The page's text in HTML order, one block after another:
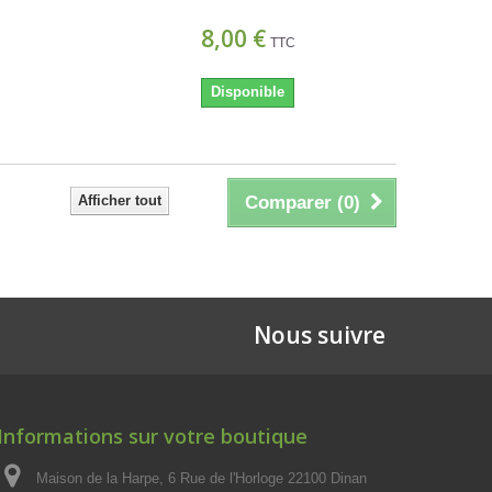
8,00 € TTC
Disponible
Comparer (0)
Afficher tout
Nous suivre
sur votre boutique
Maison de la Harpe, 6 Rue de l'Horloge 22100 Dinan